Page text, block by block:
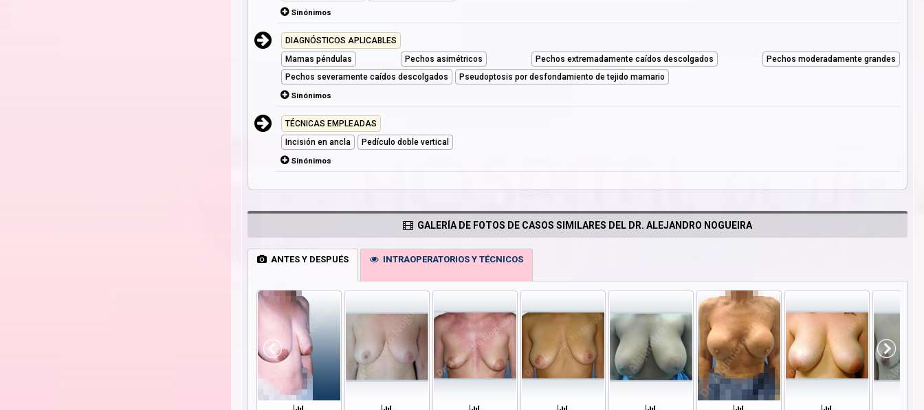
Sinónimos
DIAGNÓSTICOS APLICABLES
Mamas péndulas
Pechos asimétricos Pechos extremadamente caídos descolgados
Pechos moderadamente grandes
Pechos severamente caídos descolgados
Pseudoptosis por desfondamiento de tejido mamario
Sinónimos
TÉCNICAS EMPLEADAS
Incisión en ancla
Pedículo doble vertical
Sinónimos
GALERÍA DE FOTOS DE CASOS SIMILARES DEL DR. ALEJANDRO NOGUEIRA
ANTES Y DESPUÉS INTRAOPERATORIOS Y TÉCNICOS